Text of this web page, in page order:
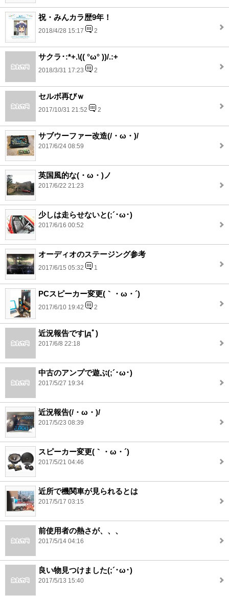
祝・みんカラ歴9年！
2018/4/28 15:17 2
サクラ･:*+.\(( °ω° ))/.:+
2018/3/31 17:23 2
セルボ再びｗ
2017/10/31 21:52 2
サブウーファー改造(/・ω・)/
2017/6/24 08:59
英国風的な(・ω・)ノ
2017/6/22 21:23
少しは走らせないと(;´･ω･)
2017/6/16 00:52
オーディオのステージング参考
2017/6/15 05:32 1
PCスピーカー変更(｀・ω・´)
2017/6/10 19:42 2
近況報告です|дﾟ)
2017/6/8 22:18
中古のアンプで遊ぶ(;´･ω･)
2017/5/27 19:34
近況報告(/・ω・)/
2017/5/23 08:39
スピーカー変更(｀・ω・´)
2017/5/21 04:46
近所で機関車が見られるとは
2017/5/17 03:15
前使用者の熱さが、、、
2017/5/14 04:16
良い物見つけました(;´･ω･)
2017/5/13 15:40